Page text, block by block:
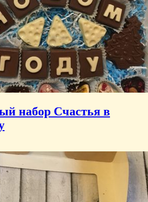
набор Счастья в